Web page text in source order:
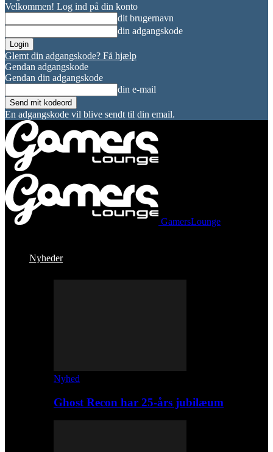
Velkommen! Log ind på din konto
dit brugernavn
din adgangskode
Glemt din adgangskode? Få hjælp
Gendan adgangskode
Gendan din adgangskode
din e-mail
En adgangskode vil blive sendt til din email.
GamersLounge
Nyheder
Nyhed
Ghost Recon har 25-års jubilæum